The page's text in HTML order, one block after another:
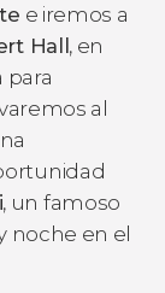
e iremos a
Hall, en
para
al
, un famoso
noche en el